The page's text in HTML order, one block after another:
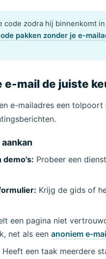
code zodra hij binnenkomt
pakken zonder je e-
e-mail de juiste
e-mailadres een
demo's: Probeer een
Krijg de gids of
een pagina niet
net als een anoniem e-
Heeft een taak meerdere